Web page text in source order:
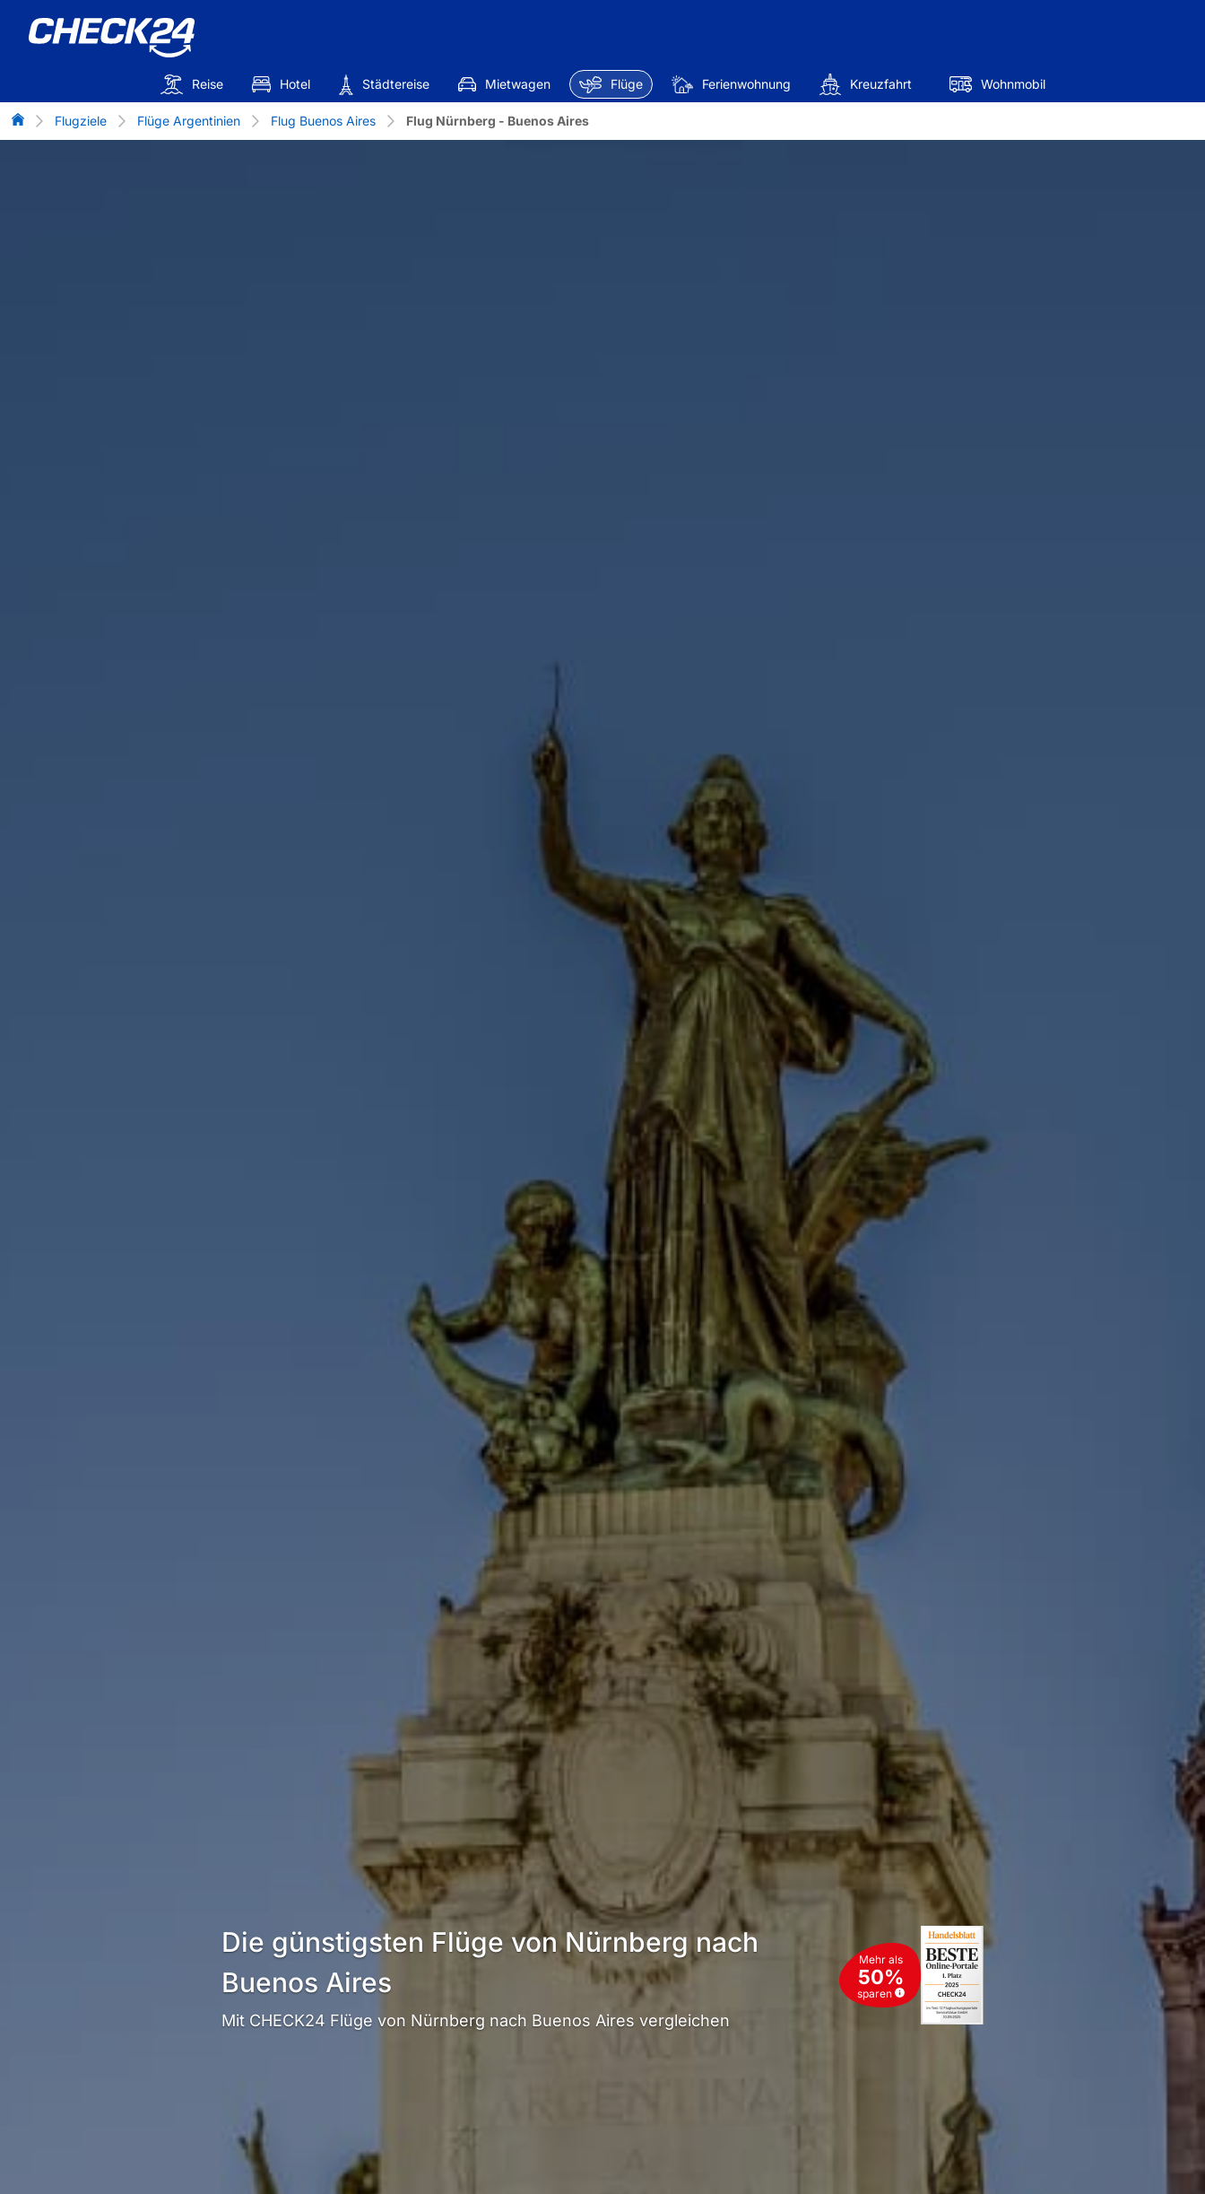
Reise Hotel Städtereise Mietwagen Flüge Ferienwohnung Kreuzfahrt Wohnmobil
Flug-Vergleich
Flugziele Flüge Argentinien Flug Buenos Aires Flug Nürnberg - Buenos Aires
Die günstigsten Flüge von Nürnberg nach
Buenos Aires
Mit CHECK24 Flüge von Nürnberg nach Buenos Aires vergleichen
Mehr als
50%
sparen